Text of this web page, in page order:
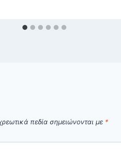
πεδία σημειώνονται με *